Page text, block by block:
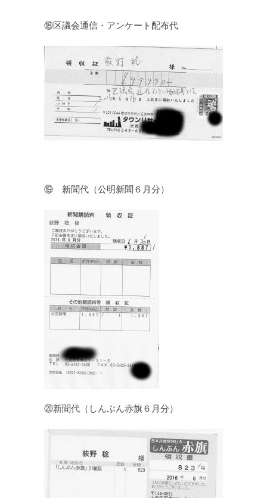
⑱区議会通信・アンケート配布代
⑲ 新聞代（公明新聞６月分）
⑳新聞代（しんぶん赤旗６月分）